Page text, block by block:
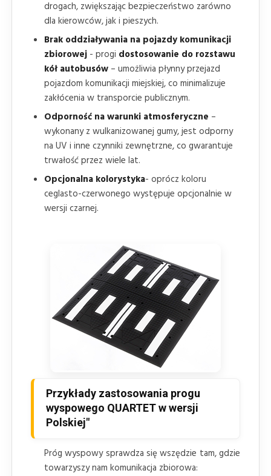
drogach, zwiększając bezpieczeństwo zarówno
dla kierowców, jak i pieszych.
Brak oddziaływania na pojazdy komunikacji
zbiorowej - progi dostosowanie do rozstawu
kół autobusów – umożliwia płynny przejazd
pojazdom komunikacji miejskiej, co minimalizuje
zakłócenia w transporcie publicznym.
Odporność na warunki atmosferyczne –
wykonany z wulkanizowanej gumy, jest odporny
na UV i inne czynniki zewnętrzne, co gwarantuje
trwałość przez wiele lat.
Opcjonalna kolorystyka- oprócz koloru
ceglasto-czerwonego występuje opcjonalnie w
wersji czarnej.
Przykłady zastosowania progu
wyspowego QUARTET w wersji
Polskiej"
Próg wyspowy sprawdza się wszędzie tam, gdzie
towarzyszy nam komunikacja zbiorowa: